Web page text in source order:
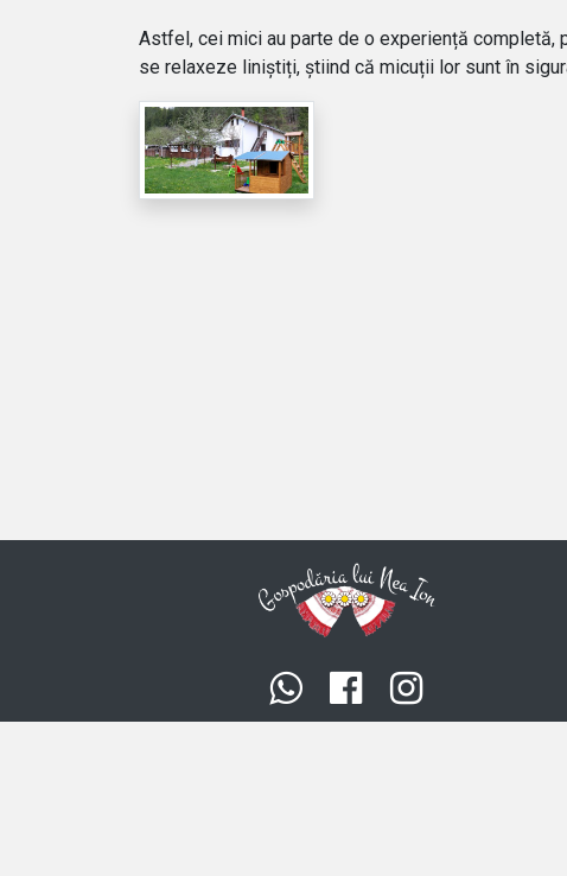
Astfel, cei mici au parte de o experiență completă,
se relaxeze liniștiți, știind că micuții lor sunt în